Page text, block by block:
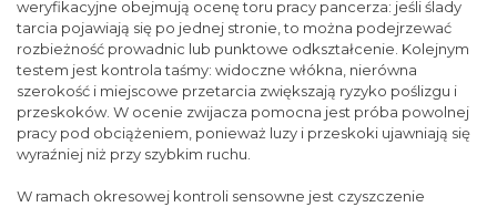
weryfikacyjne obejmują ocenę toru pracy pancerza: jeśli ślady
tarcia pojawiają się po jednej stronie, to można podejrzewać
rozbieżność prowadnic lub punktowe odkształcenie. Kolejnym
testem jest kontrola taśmy: widoczne włókna, nierówna
szerokość i miejscowe przetarcia zwiększają ryzyko poślizgu i
przeskoków. W ocenie zwijacza pomocna jest próba powolnej
pracy pod obciążeniem, ponieważ luzy i przeskoki ujawniają się
wyraźniej niż przy szybkim ruchu.
W ramach okresowej kontroli sensowne jest czyszczenie